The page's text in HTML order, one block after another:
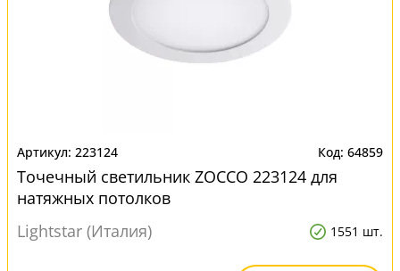
223124 64859
Точечный светильник ZOCCO 223124 для
натяжных потолков
Lightstar (Италия)
1551 шт.